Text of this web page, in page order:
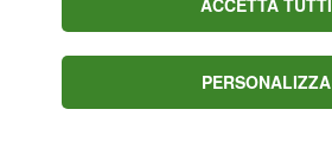
30 punti, e Carmelo
Russell WestBrook,
e chiude con 27
ACCETTA TUTTI
PERSONALIZZA